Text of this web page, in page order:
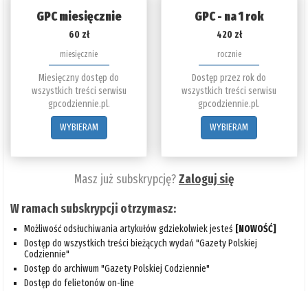
GPC miesięcznie
60 zł
miesięcznie
Miesięczny dostęp do
wszystkich treści serwisu
gpcodziennie.pl.
WYBIERAM
GPC - na 1 rok
420 zł
rocznie
Dostęp przez rok do
wszystkich treści serwisu
gpcodziennie.pl.
WYBIERAM
Masz już subskrypcję?Zaloguj się
W ramach subskrypcji otrzymasz:
Możliwość odsłuchiwania artykułów gdziekolwiek jesteś [NOWOŚĆ]
Dostęp do wszystkich treści bieżących wydań "Gazety Polskiej
Codziennie"
Dostęp do archiwum "Gazety Polskiej Codziennie"
Dostęp do felietonów on-line